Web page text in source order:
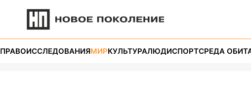
ПРАВОИССЛЕДОВАНИЯМИРКУЛЬТУРАЛЮДИСПОРТСРЕДА